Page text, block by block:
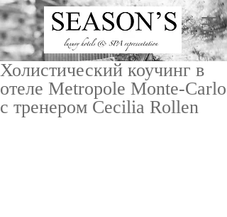
Холистический коучинг в
отеле Metropole Monte-Carlo
с тренером Cecilia Rollen